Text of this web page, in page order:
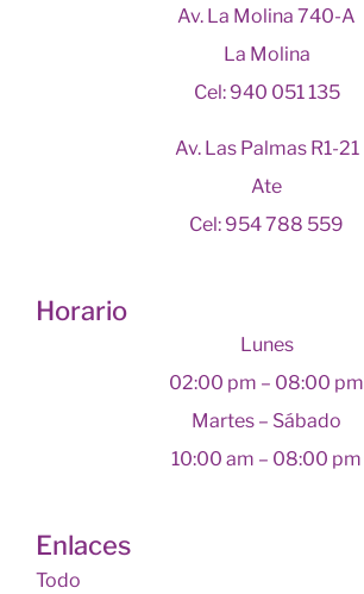
Av. La Molina 740-A
La Molina
Cel: 940 051 135
Av. Las Palmas R1-21
Ate
Cel: 954 788 559
Horario
Lunes
02:00 pm – 08:00 pm
Martes – Sábado
10:00 am – 08:00 pm
Enlaces
Todo